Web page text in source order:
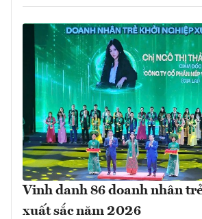
Vinh danh 86 doanh nhân
xuất sắc năm 2026